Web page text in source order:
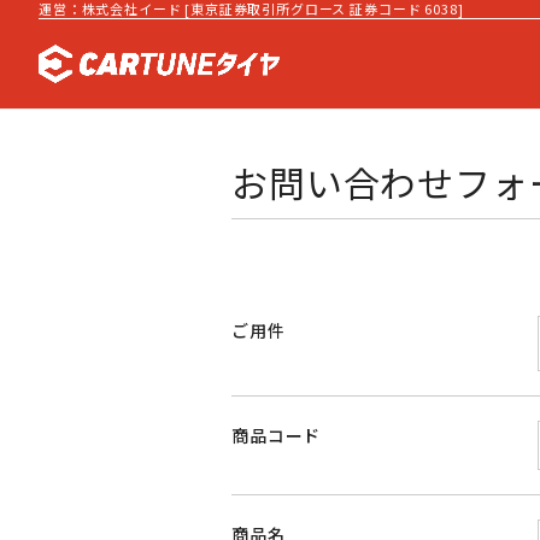
運営：株式会社イード [東京証券取引所グロース 証券コード 6038]
お問い合わせフォ
ご用件
商品コード
商品名